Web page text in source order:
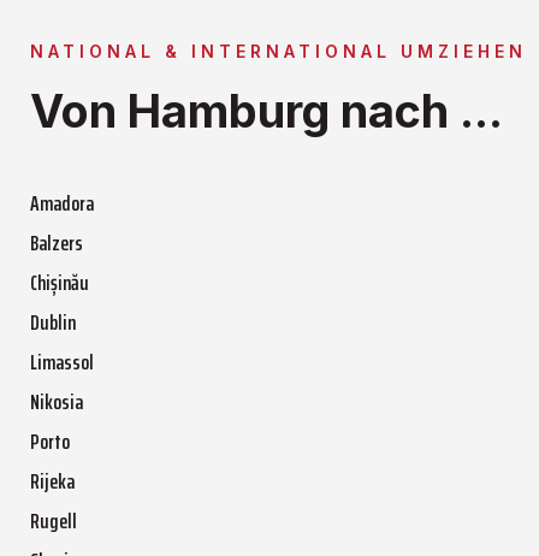
NATIONAL & INTERNATIONAL UMZIEHEN
Von Hamburg nach ...
Amadora
Balzers
Chișinău
Dublin
Limassol
Nikosia
Porto
Rijeka
Rugell